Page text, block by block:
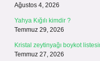
Ağustos 4, 2026
Yahya Kığılı kimdir ?
Temmuz 29, 2026
Kristal zeytinyağı boykot
Temmuz 27, 2026